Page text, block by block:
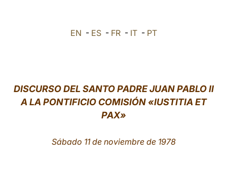
EN - ES- FR- IT- PT
DISCURSO DEL SANTO PADRE JUAN PABLO II
A LA PONTIFICIO COMISIÓN «IUSTITIA ET
PAX»
Sábado 11 de noviembre de 1978